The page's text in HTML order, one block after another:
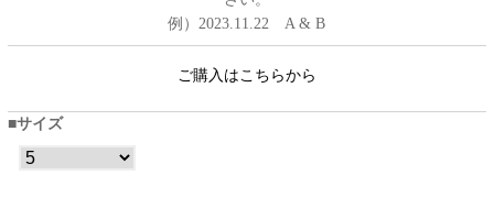
例）2023.11.22 A & B
ご購入はこちらから
サイズ